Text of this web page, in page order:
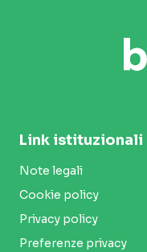
Link istituzionali
Note legali
Cookie policy
Privacy policy
Preferenze privacy